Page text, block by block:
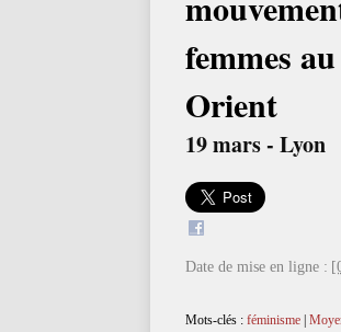
femmes
Orient
19 mars - Lyon
Date de mise en ligne :
Mots-clés : féminisme|